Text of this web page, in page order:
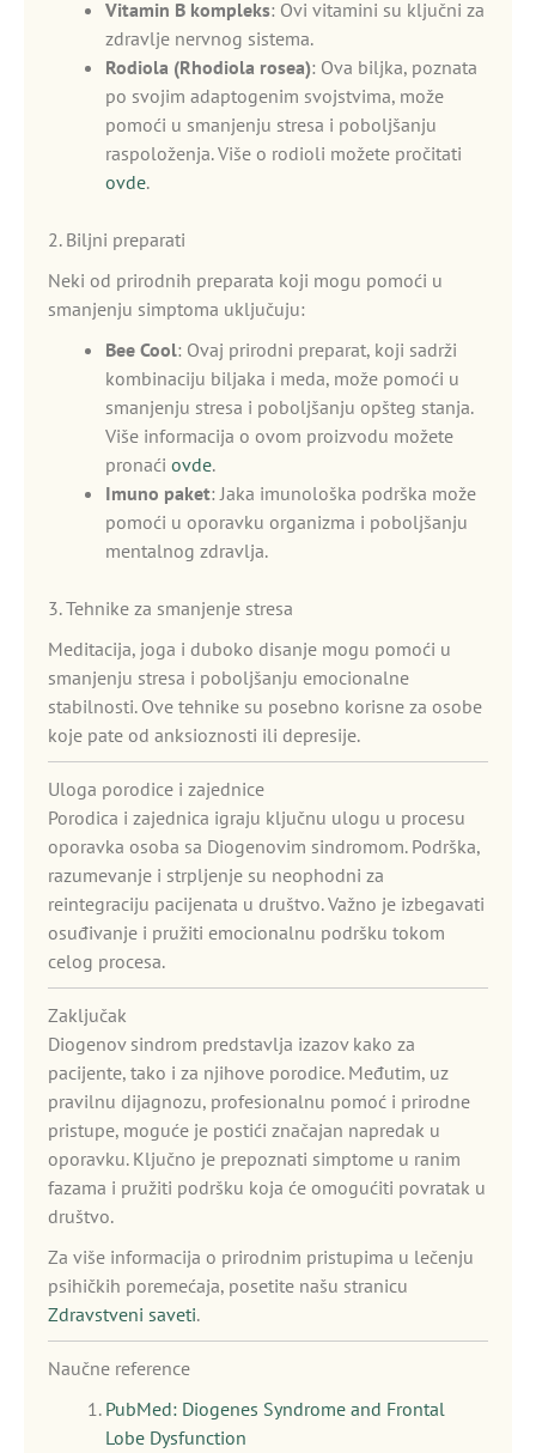
Vitamin B kompleks: Ovi vitamini su ključni za
zdravlje nervnog sistema.
Rodiola (Rhodiola rosea): Ova biljka, poznata
po svojim adaptogenim svojstvima, može
pomoći u smanjenju stresa i poboljšanju
raspoloženja. Više o rodioli možete pročitati
ovde.
2. Biljni preparati
Neki od prirodnih preparata koji mogu pomoći u
smanjenju simptoma uključuju:
Bee Cool: Ovaj prirodni preparat, koji sadrži
kombinaciju biljaka i meda, može pomoći u
smanjenju stresa i poboljšanju opšteg stanja.
Više informacija o ovom proizvodu možete
pronaći ovde.
Imuno paket: Jaka imunološka podrška može
pomoći u oporavku organizma i poboljšanju
mentalnog zdravlja.
3. Tehnike za smanjenje stresa
Meditacija, joga i duboko disanje mogu pomoći u
smanjenju stresa i poboljšanju emocionalne
stabilnosti. Ove tehnike su posebno korisne za osobe
koje pate od anksioznosti ili depresije.
Uloga porodice i zajednice
Porodica i zajednica igraju ključnu ulogu u procesu
oporavka osoba sa Diogenovim sindromom. Podrška,
razumevanje i strpljenje su neophodni za
reintegraciju pacijenata u društvo. Važno je izbegavati
osuđivanje i pružiti emocionalnu podršku tokom
celog procesa.
Zaključak
Diogenov sindrom predstavlja izazov kako za
pacijente, tako i za njihove porodice. Međutim, uz
pravilnu dijagnozu, profesionalnu pomoć i prirodne
pristupe, moguće je postići značajan napredak u
oporavku. Ključno je prepoznati simptome u ranim
fazama i pružiti podršku koja će omogućiti povratak u
društvo.
Za više informacija o prirodnim pristupima u lečenju
psihičkih poremećaja, posetite našu stranicu
Zdravstveni saveti.
Naučne reference
PubMed: Diogenes Syndrome and Frontal
Lobe Dysfunction